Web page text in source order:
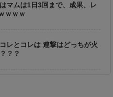
マムは1日3回まで、成果、レ
ｗｗｗ
レとコレは 連撃はどっちが火
？？